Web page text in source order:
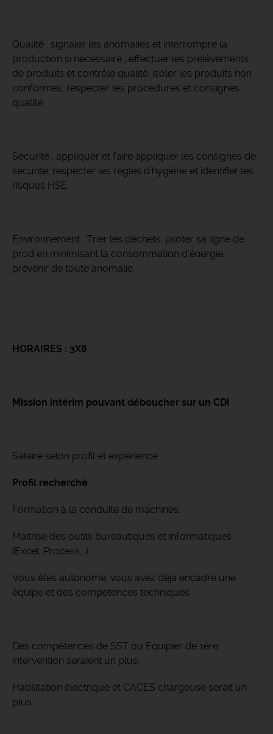
Qualité : signaler les anomalies et interrompre la
production si nécessaire ; effectuer les prélèvements
de produits et contrôle qualité, isoler les produits non
conformes, respecter les procédures et consignes
qualité.
Sécurité : appliquer et faire appliquer les consignes de
sécurité, respecter les règles d’hygiène et identifier les
risques HSE
Environnement : Trier les déchets, piloter sa ligne de
prod en minimisant la consommation d’énergie,
prévenir de toute anomalie.
HORAIRES : 3X8
Mission intérim pouvant déboucher sur un CDI
Salaire selon profil et expérience
Profil recherché
Formation à la conduite de machines.
Maitrise des outils bureautiques et informatiques :
(Excel, Process,…)
Vous êtes autonome, vous avez déjà encadré une
équipe et des compétences techniques
Des compétences de SST ou Equipier de 1ère
intervention seraient un plus.
Habilitation électrique et CACES chargeuse serait un
plus